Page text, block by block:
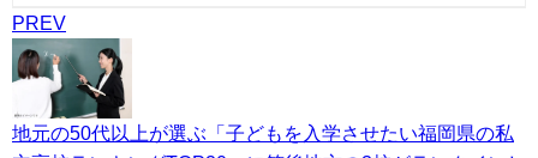
PREV
地元の50代以上が選ぶ「子どもを入学させたい福岡県の私